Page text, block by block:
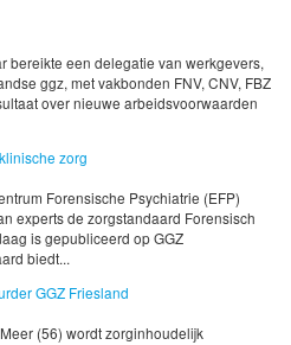
bereikte een delegatie van werkgevers,
ggz, met vakbonden FNV, CNV, FBZ
over nieuwe arbeidsvoorwaarden
zorg
Forensische Psychiatrie (EFP)
experts de zorgstandaard Forensisch
is gepubliceerd op GGZ
biedt...
GGZ Friesland
(56) wordt zorginhoudelijk